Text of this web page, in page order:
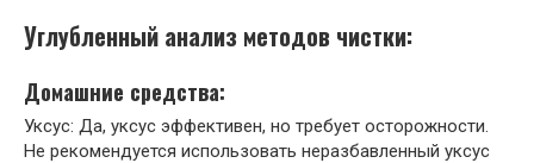
Углубленный анализ методов чистки:
Домашние средства:
Уксус: Да, уксус эффективен, но требует осторожности.
Не рекомендуется использовать неразбавленный уксус